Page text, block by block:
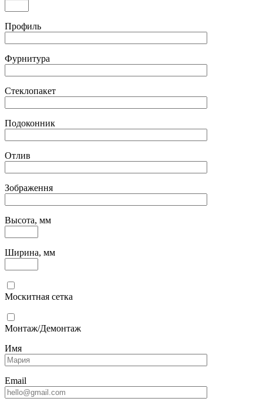
Профиль
Фурнитура
Стеклопакет
Подоконник
Отлив
Зображення
Высота, мм
Ширина, мм
Москитная сетка
Монтаж/Демонтаж
Имя
Email